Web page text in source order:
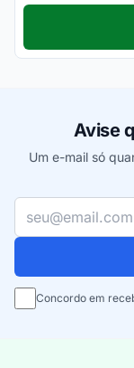
Avise
Um e-mail só
Seu e-mail
Concordo em